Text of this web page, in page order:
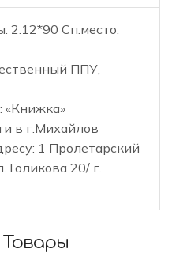
2.12*90 Сп.место:
ППУ,
«Книжка»
в г.Михайлов
1 Пролетарский
Голикова 20/ г.